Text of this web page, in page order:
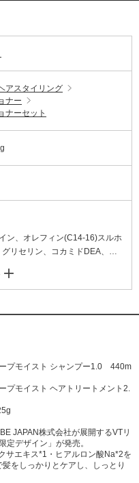
アスタイリング
ナー
ナーセット
ン、オレフィン(C14-16)スルホ
リセリン、コカミドDEA、コ
液、プロポリスエキス、ローヤ
、ヒアルロン酸Na、ツボクサエ
シアチコシド、マデカッソシ
酸化K、ポリクオタニウム-10、
料
プモイスト シャンプー1.0 440m
プモイスト ヘアトリートメント2.
JAPAN株式会社が展開するVTリ
定デザイン」が発売。
サエキス*1・ヒアルロン酸Na*2を
をしっかりとケアし、しっとり